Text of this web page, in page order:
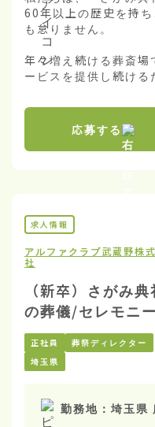
60年以上の歴史を持
も怠りません。
年々増え続ける葬斎
ービスを提供し続け
応募する
求人情報
アルファクラブ武蔵野株
社
（新卒）さがみ
の葬儀/セレモニ
正社員
葬祭ディレクター
埼玉県
勤務地： 埼玉県